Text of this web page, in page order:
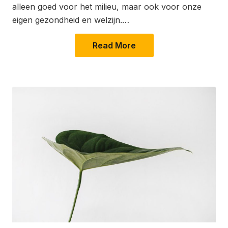
alleen goed voor het milieu, maar ook voor onze
eigen gezondheid en welzijn.…
Read More